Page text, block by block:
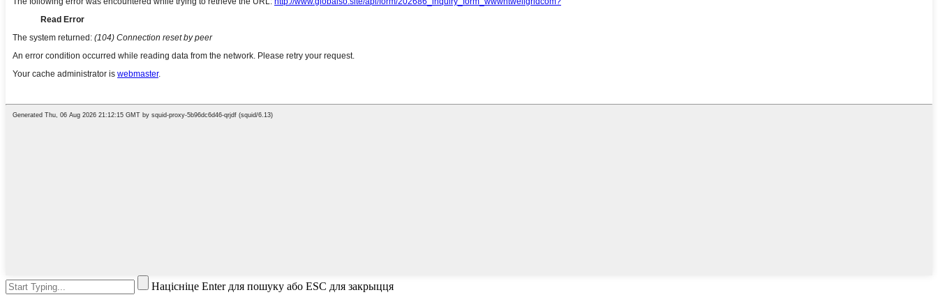
Націсніце Enter для пошуку або ESC для закрыцця